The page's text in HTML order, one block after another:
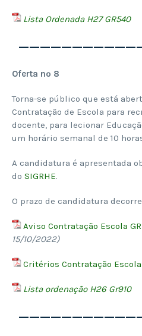
Lista Ordenada H27 GR540
Oferta nº 8
Torna-se público que está
Contratação de Escola para
docente, para lecionar
um horário semanal de 10
A candidatura é apresentada
do SIGRHE.
O prazo de candidatura
Aviso Contratação Escola GR
15/10/2022)
Critérios Contratação
Lista ordenação H26 Gr910